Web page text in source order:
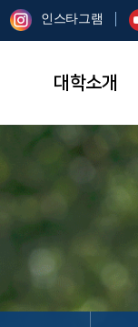
인스타그램
대학소개